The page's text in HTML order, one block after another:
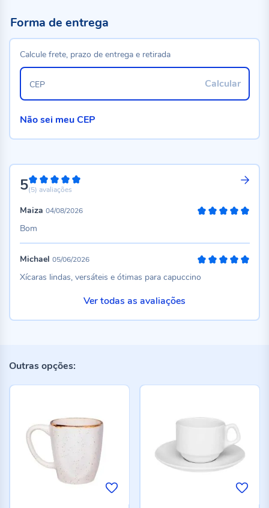
5100%
(5) avaliações
Maiza 04/08/2026
Bom
Michael 05/06/2026
Xícaras lindas, versáteis e ótimas para capuccino
Ver todas as avaliações
Forma de entrega
Calcule frete, prazo de entrega e retirada
Calcular
CEP
Não sei meu CEP
Outras opções: